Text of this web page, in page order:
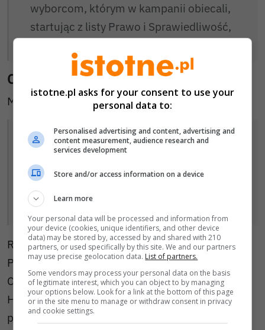
wyborcom, którym w kampanii obiecali,
startując z listy Prawo i Sprawiedliwość,
Co zrobi były wiceprzewodniczący?
M. Stróżyński:
Jestem członkiem PiS i głosowałem tak, jak
obiecałem swoim wyborcom, zgodnie
z wolą partii i ludzi, którzy na mnie
głosowali, bym reprezentował takie
stanowisko.
Rozmawialiśmy i z etatowym członkiem Zarządu
Powiatu Bolesławieckiego Stanisławem
Chwojnickim, i z wicestarostą Mirosławem
Horzempą. (Z tym pierwszym dość długo). Obaj
panowie jednak zaznaczyli, że nie chcą
istotne.pl asks for your consent to use your
personal data to:
Personalised advertising and content, advertising and
content measurement, audience research and
services development
Store and/or access information on a device
Learn more
Your personal data will be processed and information from
your device (cookies, unique identifiers, and other device
data) may be stored by, accessed by and shared with 210
partners, or used specifically by this site. We and our partners
may use precise geolocation data. List of partners.
Some vendors may process your personal data on the basis
of legitimate interest, which you can object to by managing
your options below. Look for a link at the bottom of this page
or in the site menu to manage or withdraw consent in privacy
and cookie settings.